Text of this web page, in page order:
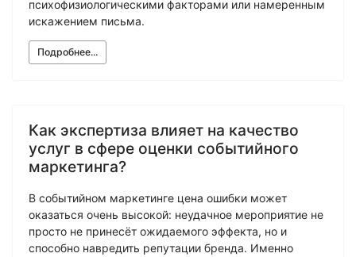
психофизиологическими факторами или намеренным
искажением письма.
Подробнее...
Как экспертиза влияет на качество
услуг в сфере оценки событийного
маркетинга?
В событийном маркетинге цена ошибки может
оказаться очень высокой: неудачное мероприятие не
просто не принесёт ожидаемого эффекта, но и
способно навредить репутации бренда. Именно